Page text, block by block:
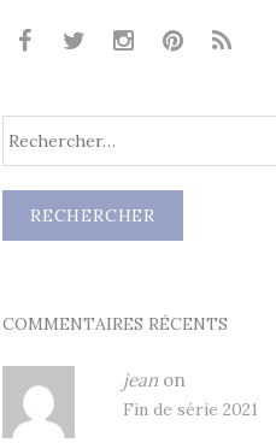
COMMENTAIRES RÉCENTS
jean on
Fin de série 2021